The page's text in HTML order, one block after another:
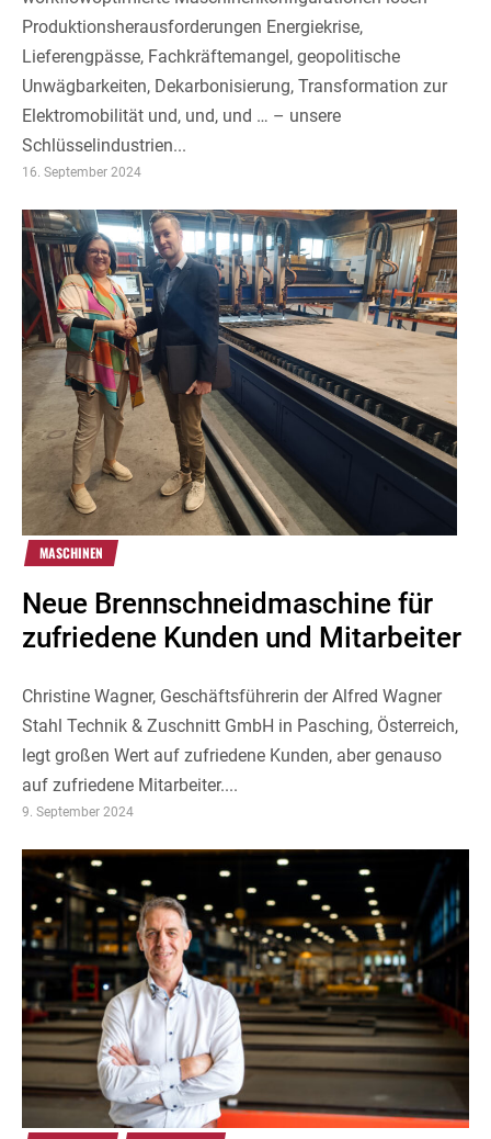
Produktionsherausforderungen Energiekrise,
Lieferengpässe, Fachkräftemangel, geopolitische
Unwägbarkeiten, Dekarbonisierung, Transformation zur
Elektromobilität und, und, und … – unsere
Schlüsselindustrien...
16. September 2024
MASCHINEN
Neue Brennschneidmaschine für
zufriedene Kunden und Mitarbeiter
Christine Wagner, Geschäftsführerin der Alfred Wagner
Stahl Technik & Zuschnitt GmbH in Pasching, Österreich,
legt großen Wert auf zufriedene Kunden, aber genauso
auf zufriedene Mitarbeiter....
9. September 2024